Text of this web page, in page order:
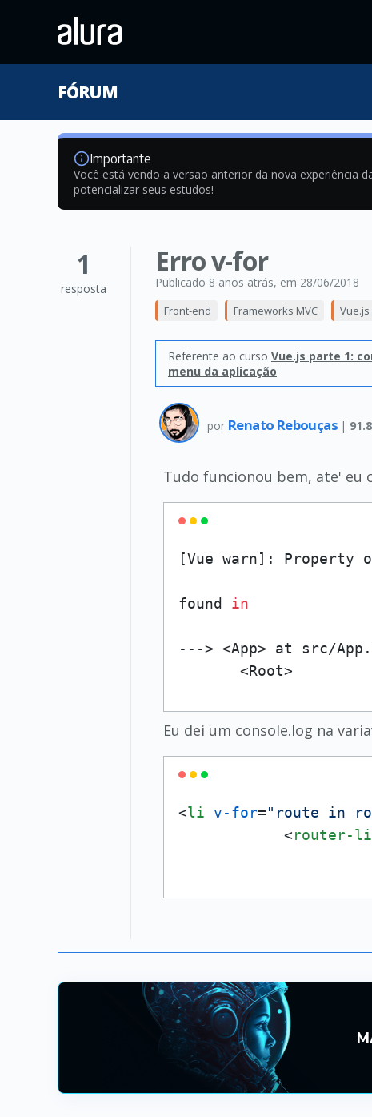
FÓRUM
Importante
Você está vendo a versão anterior da nova experiência
potencializar seus estudos!
1
resposta
Erro v-for
Publicado 8 anos atrás, em 28/06/2018
Front-end Frameworks MVC
Referente ao curso Vue.js parte 1:
menu da aplicação
por Renato Rebouças |
Tudo funcionou bem, ate' eu
[Vue warn]: Property
found in
---> <App> at src/
       <Root>
Eu dei um console.log na
<li v-for="route in
<router-